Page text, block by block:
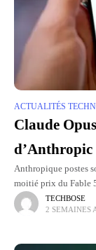
ACTUALITÉS
Claude
d’Anthropic
Anthropique postes
moitié prix du Fable
équivalentes sur
deux
TECHBOSE
2 SEMAINES